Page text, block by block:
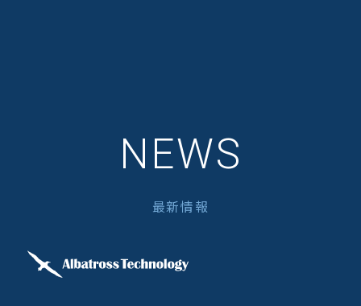
NEWS
最新情報